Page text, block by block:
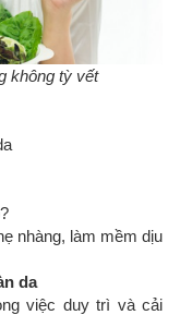
không tỳ vết
nhàng, làm mềm dịu
da
việc duy trì và cải